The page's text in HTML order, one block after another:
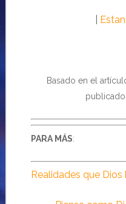
Basado en el
publicado
PARA MÁS:
Realidades que